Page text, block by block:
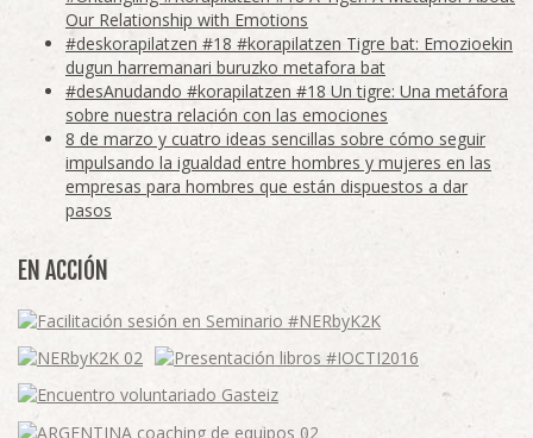
Our Relationship with Emotions
#deskorapilatzen #18 #korapilatzen Tigre bat: Emozioekin
dugun harremanari buruzko metafora bat
#desAnudando #korapilatzen #18 Un tigre: Una metáfora
sobre nuestra relación con las emociones
8 de marzo y cuatro ideas sencillas sobre cómo seguir
impulsando la igualdad entre hombres y mujeres en las
empresas para hombres que están dispuestos a dar
pasos
EN ACCIÓN